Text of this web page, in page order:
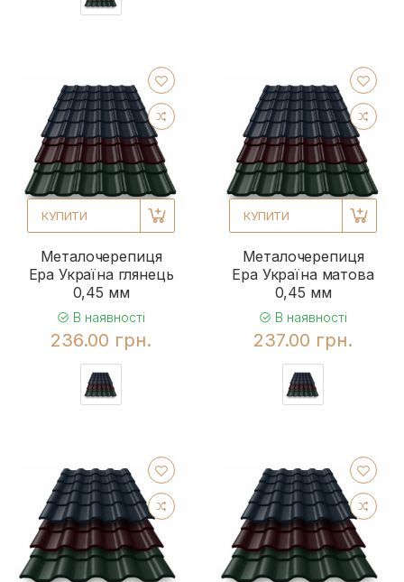
КУПИТИ
Металочерепиця
Ера Україна глянець
0,45 мм
В наявності
236.00 грн.
КУПИТИ
Металочерепиця
Ера Україна матова
0,45 мм
В наявності
237.00 грн.